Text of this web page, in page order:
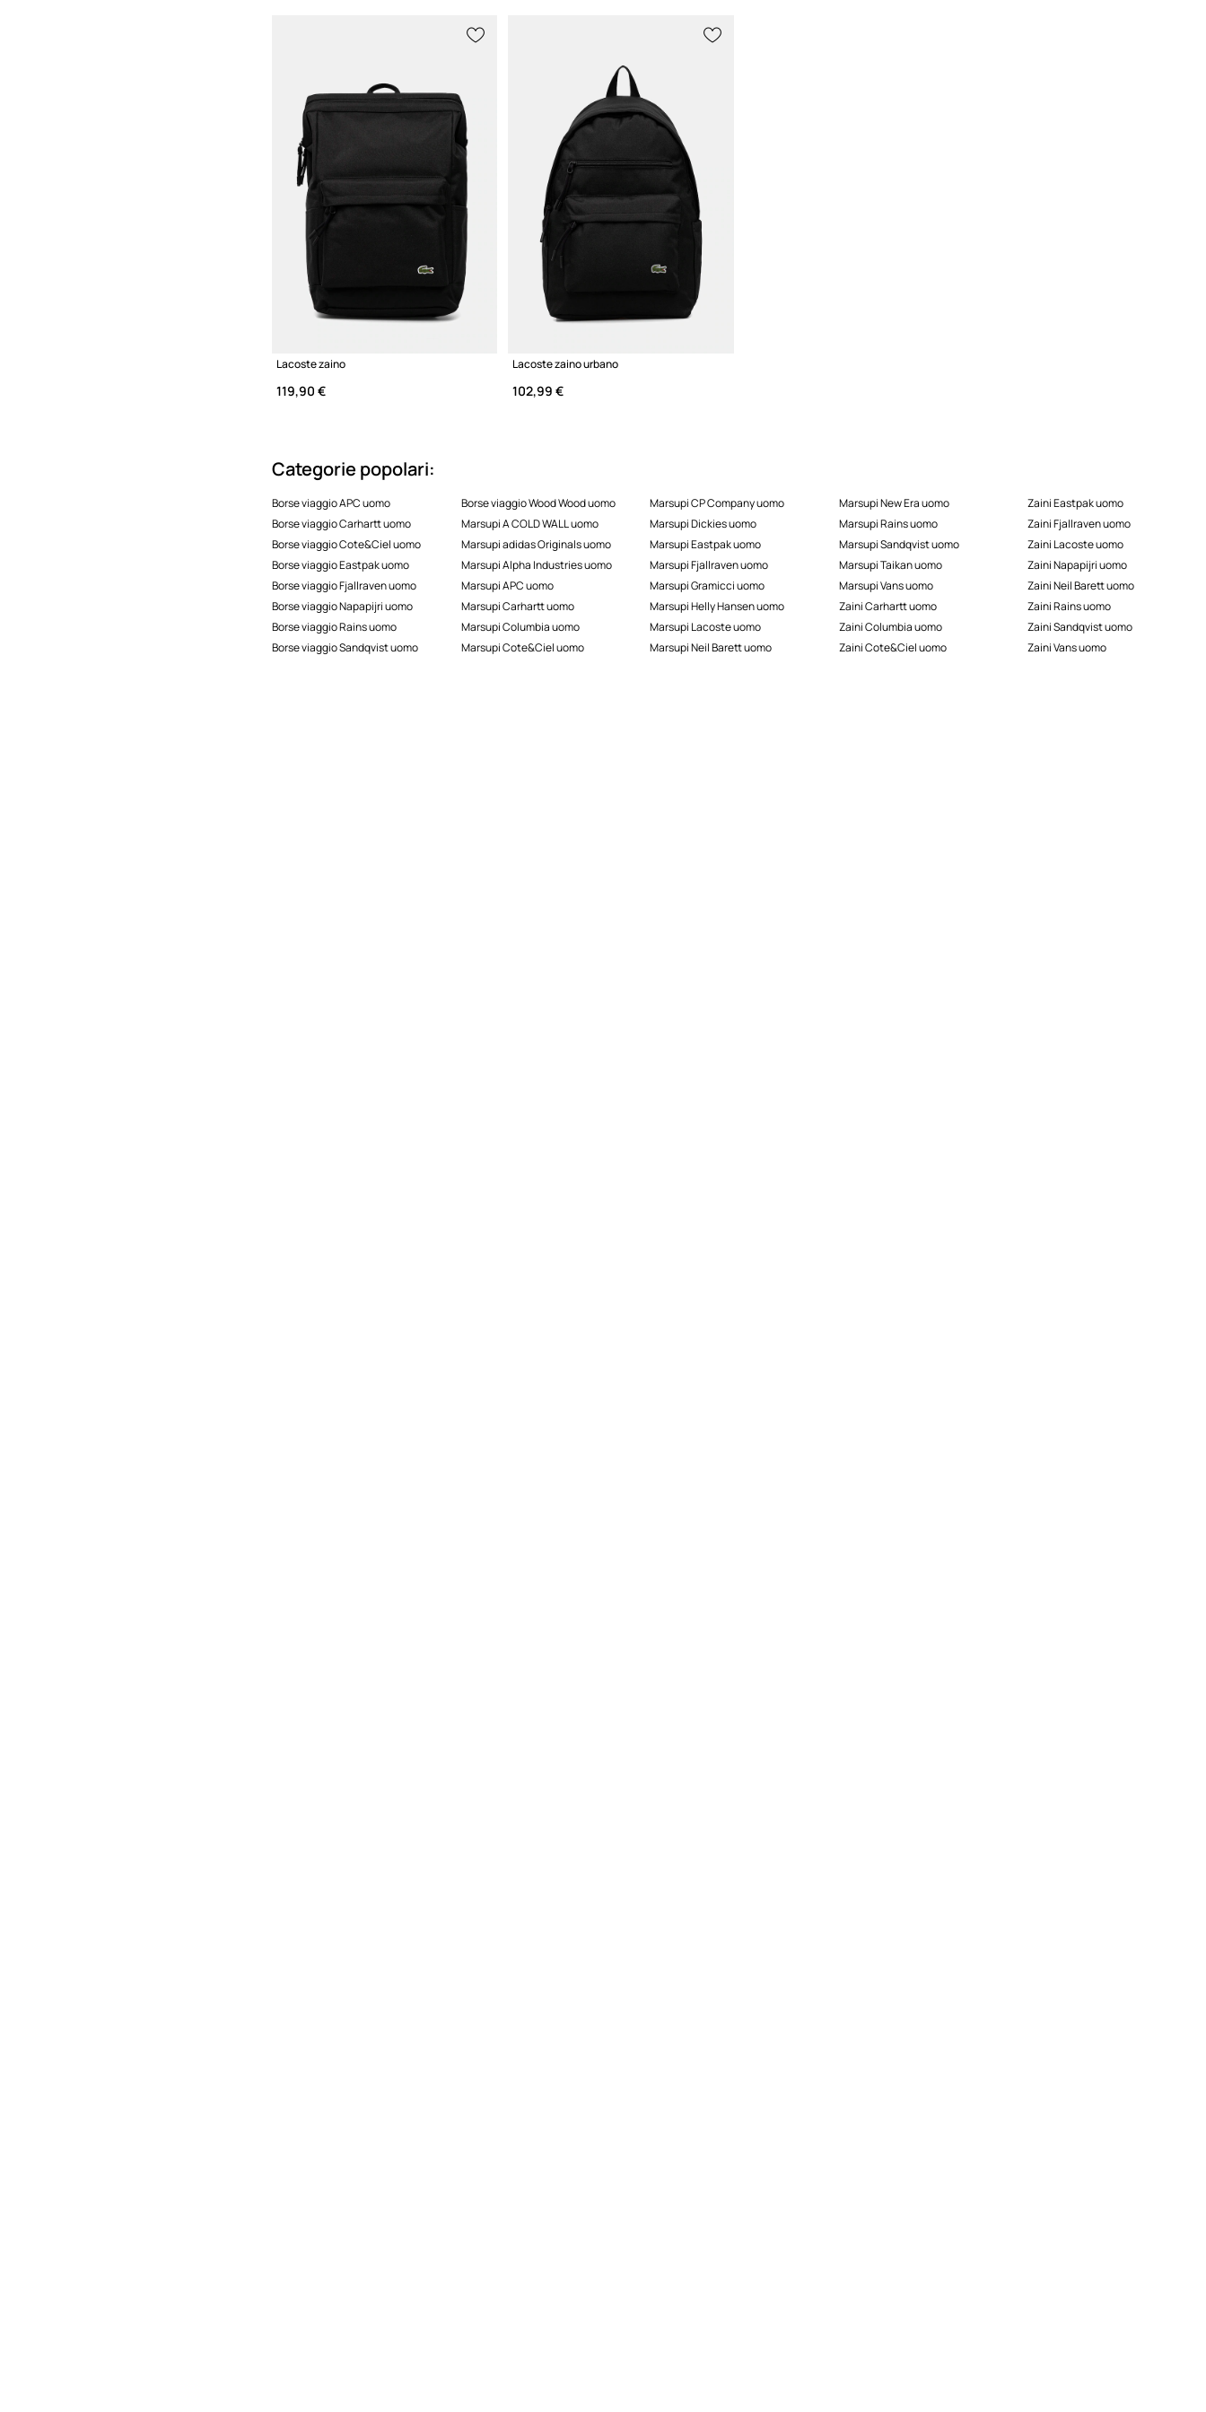
Lacoste zaino
119,90 €
Lacoste zaino urbano
102,99 €
Categorie popolari:
Borse viaggio APC uomo
Borse viaggio Carhartt uomo
Borse viaggio Cote&Ciel uomo
Borse viaggio Eastpak uomo
Borse viaggio Fjallraven uomo
Borse viaggio Napapijri uomo
Borse viaggio Rains uomo
Borse viaggio Sandqvist uomo
Borse viaggio Wood Wood uomo
Marsupi A COLD WALL uomo
Marsupi adidas Originals uomo
Marsupi Alpha Industries uomo
Marsupi APC uomo
Marsupi Carhartt uomo
Marsupi Columbia uomo
Marsupi Cote&Ciel uomo
Marsupi CP Company uomo
Marsupi Dickies uomo
Marsupi Eastpak uomo
Marsupi Fjallraven uomo
Marsupi Gramicci uomo
Marsupi Helly Hansen uomo
Marsupi Lacoste uomo
Marsupi Neil Barett uomo
Marsupi New Era uomo
Marsupi Rains uomo
Marsupi Sandqvist uomo
Marsupi Taikan uomo
Marsupi Vans uomo
Zaini Carhartt uomo
Zaini Columbia uomo
Zaini Cote&Ciel uomo
Zaini Eastpak uomo
Zaini Fjallraven uomo
Zaini Lacoste uomo
Zaini Napapijri uomo
Zaini Neil Barett uomo
Zaini Rains uomo
Zaini Sandqvist uomo
Zaini Vans uomo